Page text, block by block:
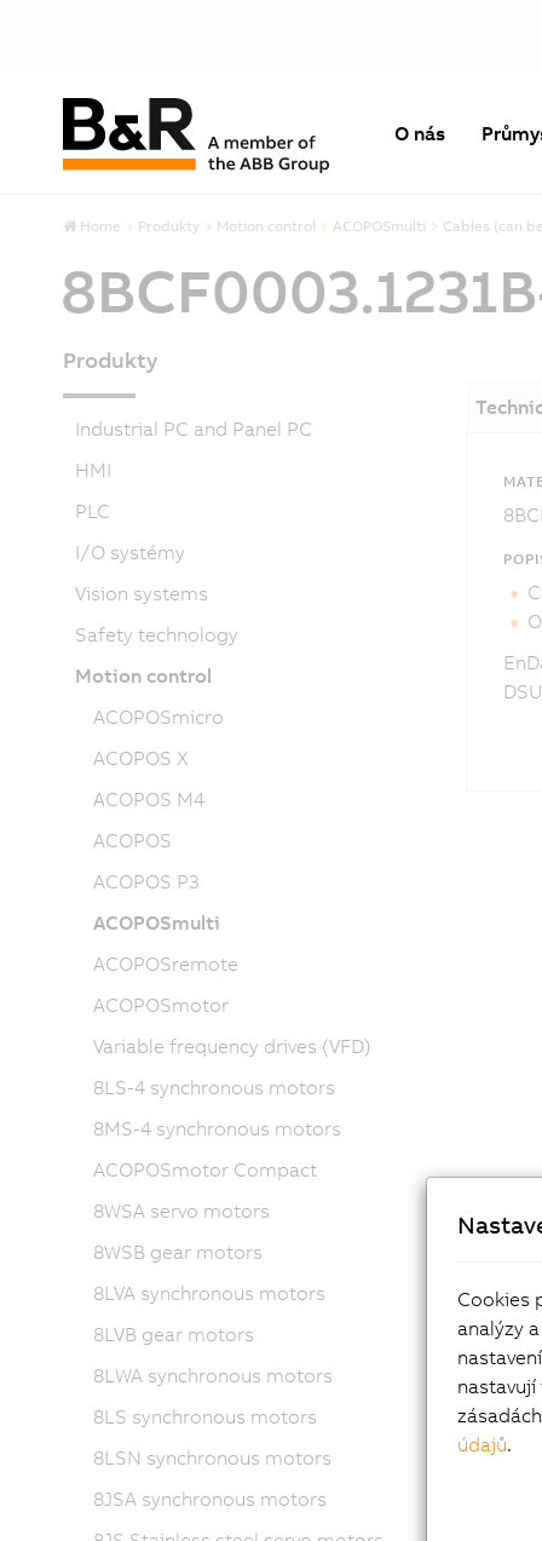
O nás
Home Produkty Motion control ACOPOSmulti Cables (can
Produkty
Industrial PC and Panel PC
HMI
PLC
I/O systémy
Vision systems
Safety technology
Motion control
ACOPOSmicro
ACOPOS X
ACOPOS M4
ACOPOS
ACOPOS P3
ACOPOSmulti
ACOPOSremote
ACOPOSmotor
Variable frequency drives (VFD)
8LS-4 synchronous motors
8MS-4 synchronous motors
ACOPOSmotor Compact
8WSA servo motors
8WSB gear motors
8LVA synchronous motors
8LVB gear motors
8LWA synchronous motors
8LS synchronous motors
8LSN synchronous motors
8JSA synchronous motors
Cookies
analýzy
údajů.